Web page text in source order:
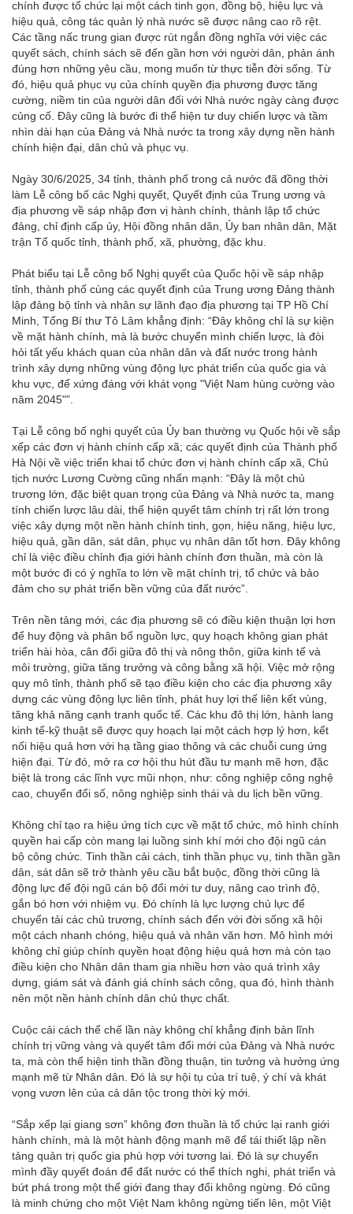
chính được tổ chức lại một cách tinh gọn, đồng bộ, hiệu lực và
hiệu quả, công tác quản lý nhà nước sẽ được nâng cao rõ rệt.
Các tầng nấc trung gian được rút ngắn đồng nghĩa với việc các
quyết sách, chính sách sẽ đến gần hơn với người dân, phản ánh
đúng hơn những yêu cầu, mong muốn từ thực tiễn đời sống. Từ
đó, hiệu quả phục vụ của chính quyền địa phương được tăng
cường, niềm tin của người dân đối với Nhà nước ngày càng được
củng cố. Đây cũng là bước đi thể hiện tư duy chiến lược và tầm
nhìn dài hạn của Đảng và Nhà nước ta trong xây dựng nền hành
chính hiện đại, dân chủ và phục vụ.
Ngày 30/6/2025, 34 tỉnh, thành phố trong cả nước đã đồng thời
làm Lễ công bố các Nghị quyết, Quyết định của Trung ương và
địa phương về sáp nhập đơn vị hành chính, thành lập tổ chức
đảng, chỉ định cấp ủy, Hội đồng nhân dân, Ủy ban nhân dân, Mặt
trận Tổ quốc tỉnh, thành phố, xã, phường, đặc khu.
Phát biểu tại Lễ công bố Nghị quyết của Quốc hội về sáp nhập
tỉnh, thành phố cùng các quyết định của Trung ương Đảng thành
lập đảng bộ tỉnh và nhân sự lãnh đạo địa phương tại TP Hồ Chí
Minh, Tổng Bí thư Tô Lâm khẳng định: “Đây không chỉ là sự kiện
về mặt hành chính, mà là bước chuyển mình chiến lược, là đòi
hỏi tất yếu khách quan của nhân dân và đất nước trong hành
trình xây dựng những vùng động lực phát triển của quốc gia và
khu vực, để xứng đáng với khát vọng "Việt Nam hùng cường vào
năm 2045"”.
Tại Lễ công bố nghị quyết của Ủy ban thường vụ Quốc hội về sắp
xếp các đơn vị hành chính cấp xã; các quyết định của Thành phố
Hà Nội về việc triển khai tổ chức đơn vị hành chính cấp xã, Chủ
tịch nước Lương Cường cũng nhấn mạnh: “Đây là một chủ
trương lớn, đặc biệt quan trọng của Đảng và Nhà nước ta, mang
tính chiến lược lâu dài, thể hiện quyết tâm chính trị rất lớn trong
việc xây dựng một nền hành chính tinh, gọn, hiệu năng, hiệu lực,
hiệu quả, gần dân, sát dân, phục vụ nhân dân tốt hơn. Đây không
chỉ là việc điều chỉnh địa giới hành chính đơn thuần, mà còn là
một bước đi có ý nghĩa to lớn về mặt chính trị, tổ chức và bảo
đảm cho sự phát triển bền vững của đất nước”.
Trên nền tảng mới, các địa phương sẽ có điều kiện thuận lợi hơn
để huy động và phân bổ nguồn lực, quy hoạch không gian phát
triển hài hòa, cân đối giữa đô thị và nông thôn, giữa kinh tế và
môi trường, giữa tăng trưởng và công bằng xã hội. Việc mở rộng
quy mô tỉnh, thành phố sẽ tạo điều kiện cho các địa phương xây
dựng các vùng động lực liên tỉnh, phát huy lợi thế liên kết vùng,
tăng khả năng cạnh tranh quốc tế. Các khu đô thị lớn, hành lang
kinh tế-kỹ thuật sẽ được quy hoạch lại một cách hợp lý hơn, kết
nối hiệu quả hơn với hạ tầng giao thông và các chuỗi cung ứng
hiện đại. Từ đó, mở ra cơ hội thu hút đầu tư mạnh mẽ hơn, đặc
biệt là trong các lĩnh vực mũi nhọn, như: công nghiệp công nghệ
cao, chuyển đổi số, nông nghiệp sinh thái và du lịch bền vững.
Không chỉ tạo ra hiệu ứng tích cực về mặt tổ chức, mô hình chính
quyền hai cấp còn mang lại luồng sinh khí mới cho đội ngũ cán
bộ công chức. Tinh thần cải cách, tinh thần phục vụ, tinh thần gần
dân, sát dân sẽ trở thành yêu cầu bắt buộc, đồng thời cũng là
động lực để đội ngũ cán bộ đổi mới tư duy, nâng cao trình độ,
gắn bó hơn với nhiệm vụ. Đó chính là lực lượng chủ lực để
chuyển tải các chủ trương, chính sách đến với đời sống xã hội
một cách nhanh chóng, hiệu quả và nhân văn hơn. Mô hình mới
không chỉ giúp chính quyền hoạt động hiệu quả hơn mà còn tạo
điều kiện cho Nhân dân tham gia nhiều hơn vào quá trình xây
dựng, giám sát và đánh giá chính sách công, qua đó, hình thành
nên một nền hành chính dân chủ thực chất.
Cuộc cải cách thể chế lần này không chỉ khẳng định bản lĩnh
chính trị vững vàng và quyết tâm đổi mới của Đảng và Nhà nước
ta, mà còn thể hiện tinh thần đồng thuận, tin tưởng và hưởng ứng
mạnh mẽ từ Nhân dân. Đó là sự hội tụ của trí tuệ, ý chí và khát
vọng vươn lên của cả dân tộc trong thời kỳ mới.
“Sắp xếp lại giang sơn” không đơn thuần là tổ chức lại ranh giới
hành chính, mà là một hành động mạnh mẽ để tái thiết lập nền
tảng quản trị quốc gia phù hợp với tương lai. Đó là sự chuyển
mình đầy quyết đoán để đất nước có thể thích nghi, phát triển và
bứt phá trong một thế giới đang thay đổi không ngừng. Đó cũng
là minh chứng cho một Việt Nam không ngừng tiến lên, một Việt